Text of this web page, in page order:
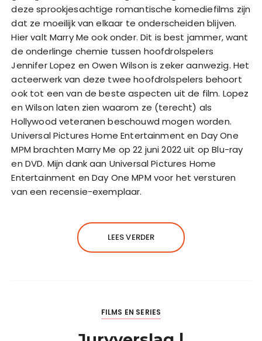
deze sprookjesachtige romantische komediefilms zijn
dat ze moeilijk van elkaar te onderscheiden blijven.
Hier valt Marry Me ook onder. Dit is best jammer, want
de onderlinge chemie tussen hoofdrolspelers
Jennifer Lopez en Owen Wilson is zeker aanwezig. Het
acteerwerk van deze twee hoofdrolspelers behoort
ook tot een van de beste aspecten uit de film. Lopez
en Wilson laten zien waarom ze (terecht) als
Hollywood veteranen beschouwd mogen worden.
Universal Pictures Home Entertainment en Day One
MPM brachten Marry Me op 22 juni 2022 uit op Blu-ray
en DVD. Mijn dank aan Universal Pictures Home
Entertainment en Day One MPM voor het versturen
van een recensie-exemplaar.
LEES VERDER
FILMS EN SERIES